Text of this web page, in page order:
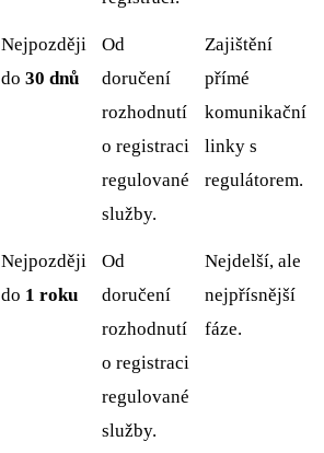
Nejpozději
do 30 dnů
Od
doručení
rozhodnutí
o registraci
regulované
služby.
Zajištění
přímé
komunikační
linky s
regulátorem.
Nejpozději
do 1 roku
Od
doručení
rozhodnutí
o registraci
regulované
služby.
Nejdelší, ale
nejpřísnější
fáze.